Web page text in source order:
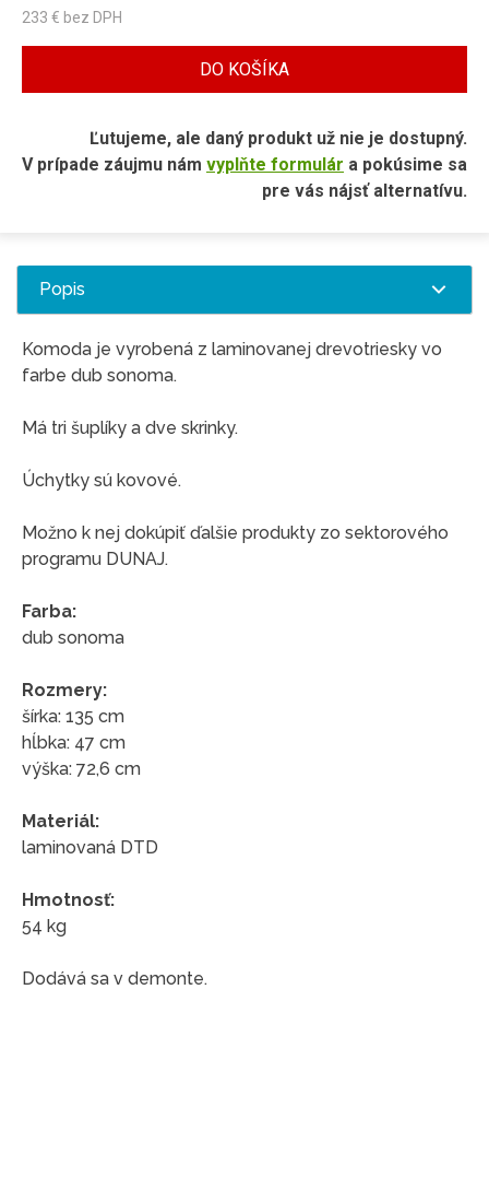
233 € bez DPH
DO KOŠÍKA
Ľutujeme, ale daný produkt už nie je dostupný.
V prípade záujmu nám vyplňte formulár a pokúsime sa
pre vás nájsť alternatívu.
Popis
Komoda je vyrobená z laminovanej drevotriesky vo
farbe dub sonoma.
Má tri šuplíky a dve skrinky.
Úchytky sú kovové.
Možno k nej dokúpiť ďalšie produkty zo sektorového
programu DUNAJ.
Farba:
dub sonoma
Rozmery:
šírka: 135 cm
hĺbka: 47 cm
výška: 72,6 cm
Materiál:
laminovaná DTD
Hmotnosť:
54 kg
Dodává sa v demonte.